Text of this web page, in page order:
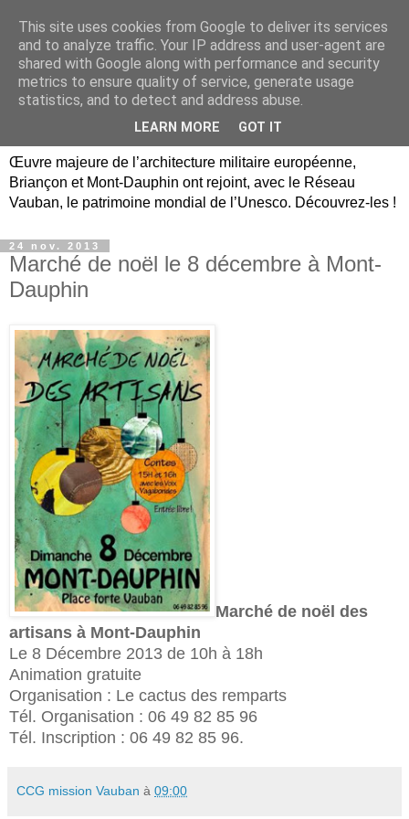
Briançon, Mont-Dauphin,
Vauban Unesco Hautes-
Œuvre majeure de l’architecture militaire européenne,
Briançon et Mont-Dauphin ont rejoint, avec le Réseau
Vauban, le patrimoine mondial de l’Unesco. Découvrez-les !
24 nov. 2013
Marché de noël le 8 décembre à Mont-
Dauphin
Marché de noël des
artisans à Mont-Dauphin
Le 8 Décembre 2013 de 10h à 18h
Animation gratuite
Organisation : Le cactus des remparts
Tél. Organisation : 06 49 82 85 96
Tél. Inscription : 06 49 82 85 96.
CCG mission Vauban à 09:00
This site uses cookies from Google to deliver its services
and to analyze traffic. Your IP address and user-agent are
shared with Google along with performance and security
metrics to ensure quality of service, generate usage
statistics, and to detect and address abuse.
LEARN MORE GOT IT